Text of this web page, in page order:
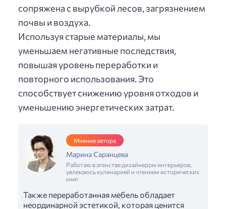
сопряжена с вырубкой лесов, загрязнением
почвы и воздуха.
Используя старые материалы, мы
уменьшаем негативные последствия,
повышая уровень переработки и
повторного использования. Это
способствует снижению уровня отходов и
уменьшению энергетических затрат.
Мнение автора
Марина Саранцева
Работаю в агенстве дизайнером интерьеров,
увлекаюсь кулинарией и чтением исторических
книг
Также переработанная мебель обладает
неординарной эстетикой, которая ценится